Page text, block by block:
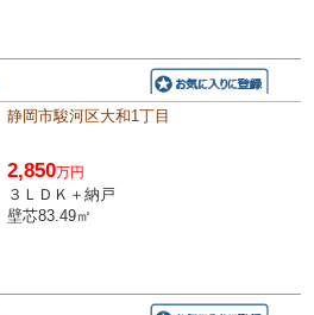
静岡市駿河区大和1丁目
2,850万円
３ＬＤＫ＋納戸
壁芯83.49㎡